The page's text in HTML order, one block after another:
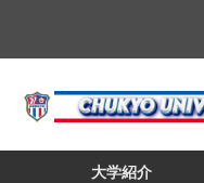
大学紹介